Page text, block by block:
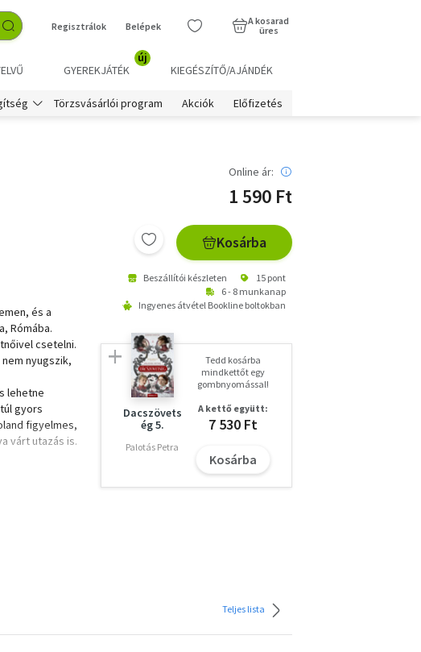
Regisztrálok Belépek
A kosarad
üres
GYEREKJÁTÉK
új
KIEGÉSZÍTŐ/AJÁNDÉK
Törzsvásárlói program Akciók Előfizetés
és a
Rómába.
csetelni.
nyugszik,
lehetne
gyors
figyelmes,
várt utazás is.
a kiút
Online ár:
1 590 Ft
Kosárba
Beszállítói készleten
15 pont
6 - 8 munkanap
Ingyenes átvétel Bookline boltokban
Dacszövets
ég 5.
Palotás Petra
Tedd kosárba
mindkettőt egy
gombnyomással!
A kettő együtt:
7 530 Ft
Kosárba
Teljes lista